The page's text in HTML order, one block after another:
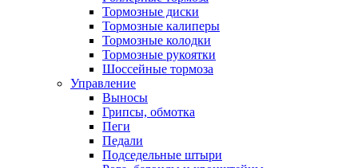
Тормозные диски
Тормозные калиперы
Тормозные колодки
Тормозные рукоятки
Шоссейные тормоза
Управление
Выносы
Грипсы, обмотка
Пеги
Педали
Подседельные штыри